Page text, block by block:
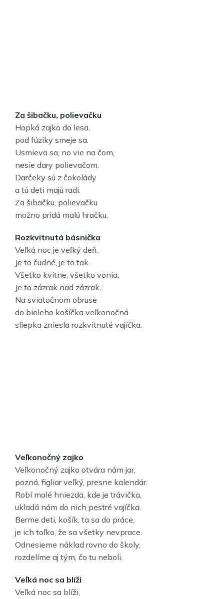
Za šibačku, polievačku
Hopká zajko do lesa,
pod fúziky smeje sa.
Usmieva sa, no vie na čom,
nesie dary polievačom.
Darčeky sú z čokolády
a tú deti majú radi.
Za šibačku, polievačku
možno pridá malú hračku.
Rozkvitnutá básnička
Veľká noc je veľký deň.
Je to čudné, je to tak.
Všetko kvitne, všetko vonia.
Je to zázrak nad zázrak.
Na sviatočnom obruse
do bieleho košíčka veľkonočná
sliepka zniesla rozkvitnuté vajíčka.
Veľkonočný zajko
Veľkonočný zajko otvára nám jar,
pozná, figliar veľký, presne kalendár.
Robí malé hniezda, kde je trávička,
ukladá nám do nich pestré vajíčka.
Berme deti, košík, ta sa do práce,
je ich toľko, že sa všetky nevprace.
Odnesieme náklad rovno do školy,
rozdelíme aj tým, čo tu neboli.
Veľká noc sa blíži
Veľká noc sa blíži,